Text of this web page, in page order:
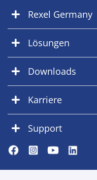
Rexel Germany
Lösungen
Downloads
Karriere
Support